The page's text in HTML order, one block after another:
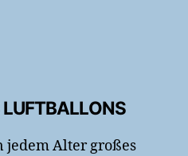
Alter großes